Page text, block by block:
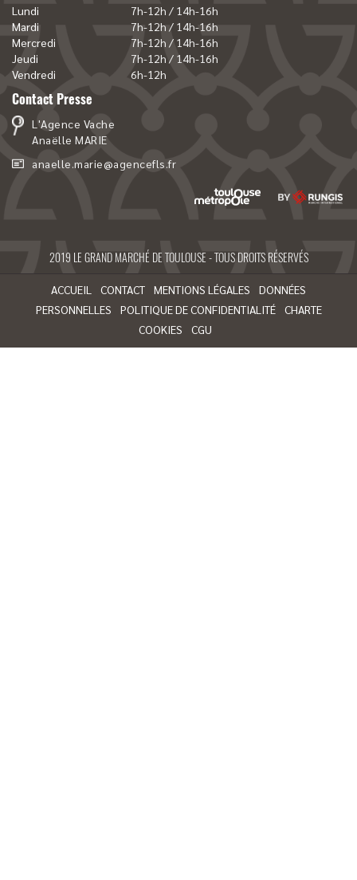
Lundi
7h-12h / 14h-16h
Mardi
7h-12h / 14h-16h
Mercredi
7h-12h / 14h-16h
Jeudi
7h-12h / 14h-16h
Vendredi
6h-12h
Contact Presse
L'Agence Vache
Anaëlle MARIE
anaelle.marie@agencefls.fr
2019 LE GRAND MARCHÉ DE TOULOUSE - TOUS DROITS RÉSERVÉS
ACCUEIL CONTACT MENTIONS LÉGALES
DONNÉES
PERSONNELLES
POLITIQUE DE CONFIDENTIALITÉ
CHARTE
COOKIES
CGU